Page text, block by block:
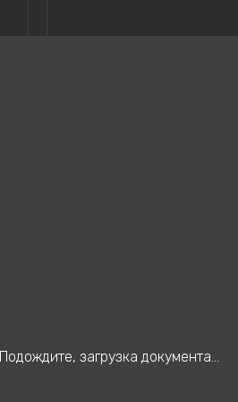
Подождите, загрузка документа...